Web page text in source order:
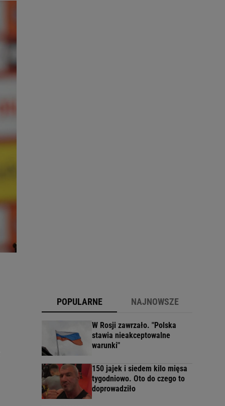
POPULARNE NAJNOWSZE
W Rosji zawrzało. "Polska
stawia nieakceptowalne
warunki"
150 jajek i siedem kilo mięsa
tygodniowo. Oto do czego to
doprowadziło